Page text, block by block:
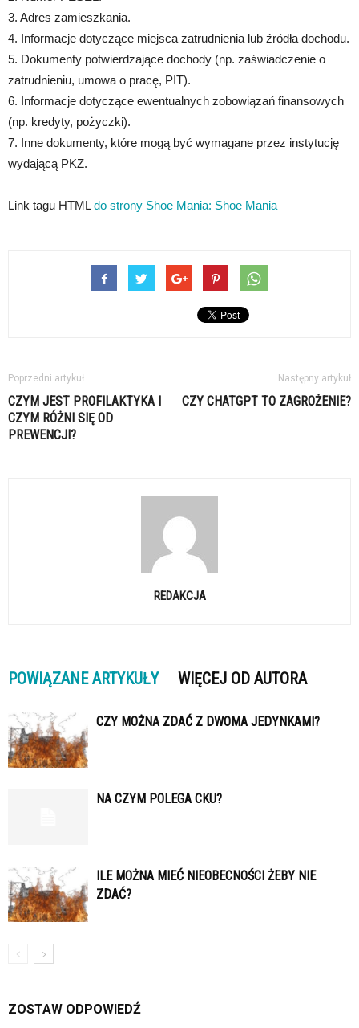
3. Adres zamieszkania.
4. Informacje dotyczące miejsca zatrudnienia lub źródła dochodu.
5. Dokumenty potwierdzające dochody (np. zaświadczenie o
zatrudnieniu, umowa o pracę, PIT).
6. Informacje dotyczące ewentualnych zobowiązań finansowych
(np. kredyty, pożyczki).
7. Inne dokumenty, które mogą być wymagane przez instytucję
wydającą PKZ.
Link tagu HTMLdo strony Shoe Mania: Shoe Mania
Poprzedni artykuł
CZYM JEST PROFILAKTYKA I
CZYM RÓŻNI SIĘ OD
PREWENCJI?
Następny artykuł
CZY CHATGPT TO ZAGROŻENIE?
REDAKCJA
POWIĄZANE ARTYKUŁY WIĘCEJ OD AUTORA
CZY MOŻNA ZDAĆ Z DWOMA JEDYNKAMI?
NA CZYM POLEGA CKU?
ILE MOŻNA MIEĆ NIEOBECNOŚCI ŻEBY NIE
ZDAĆ?
ZOSTAW ODPOWIEDŹ